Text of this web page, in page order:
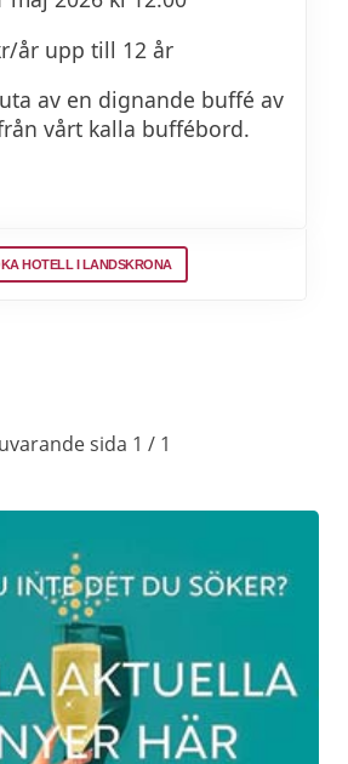
år upp till 12 år
av en dignande buffé av
vårt kalla buffébord.
HOTELL I LANDSKRONA
sida 1 / 1